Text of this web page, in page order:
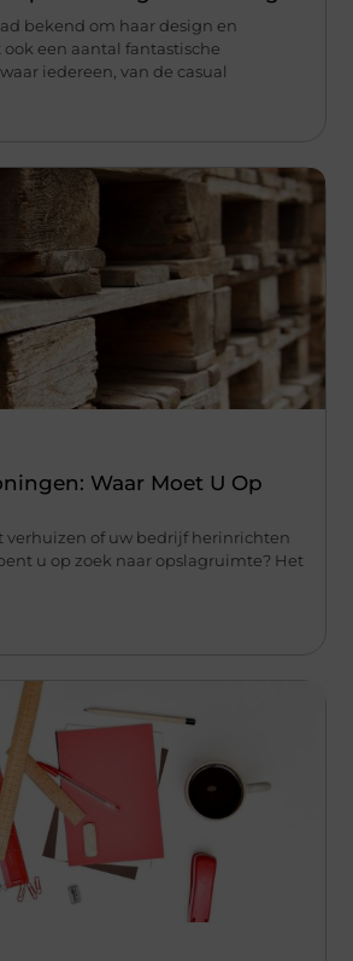
bekend om haar design en
een aantal fantastische
iedereen, van de casual
Waar Moet U Op
verhuizen of uw bedrijf herinrichten
u op zoek naar opslagruimte? Het